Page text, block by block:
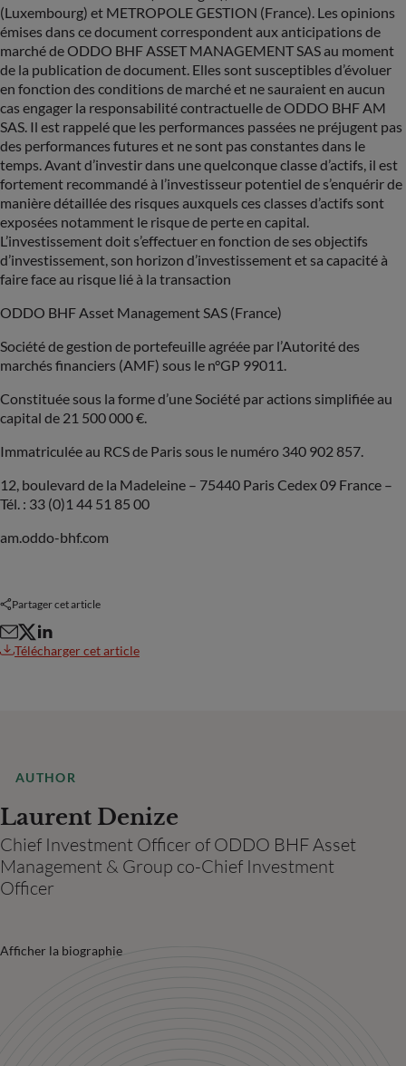
(Luxembourg) et METROPOLE GESTION (France). Les opinions
émises dans ce document correspondent aux anticipations de
marché de ODDO BHF ASSET MANAGEMENT SAS au moment
de la publication de document. Elles sont susceptibles d’évoluer
en fonction des conditions de marché et ne sauraient en aucun
cas engager la responsabilité contractuelle de ODDO BHF AM
SAS. Il est rappelé que les performances passées ne préjugent pas
des performances futures et ne sont pas constantes dans le
temps. Avant d’investir dans une quelconque classe d’actifs, il est
fortement recommandé à l’investisseur potentiel de s’enquérir de
manière détaillée des risques auxquels ces classes d’actifs sont
exposées notamment le risque de perte en capital.
L’investissement doit s’effectuer en fonction de ses objectifs
d’investissement, son horizon d’investissement et sa capacité à
faire face au risque lié à la transaction
ODDO BHF Asset Management SAS (France)
Société de gestion de portefeuille agréée par l’Autorité des
marchés financiers (AMF) sous le n°GP 99011.
Constituée sous la forme d’une Société par actions simplifiée au
capital de 21 500 000 €.
Immatriculée au RCS de Paris sous le numéro 340 902 857.
12, boulevard de la Madeleine – 75440 Paris Cedex 09 France –
Tél. : 33 (0)1 44 51 85 00
am.oddo-bhf.com
Partager cet article
Télécharger cet article
AUTHOR
Laurent Denize
Chief Investment Officer of ODDO BHF Asset
Management & Group co-Chief Investment
Officer
Afficher la biographie